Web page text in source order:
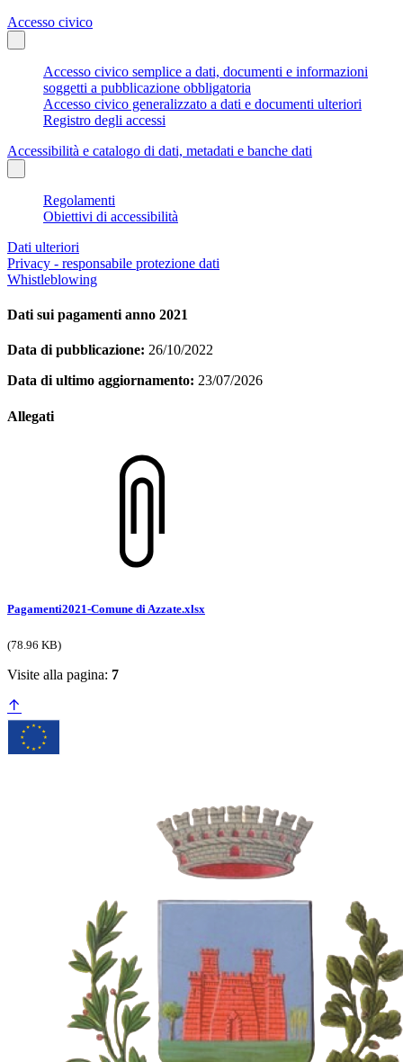
Accesso civico
Accesso civico semplice a dati, documenti e informazioni
soggetti a pubblicazione obbligatoria
Accesso civico generalizzato a dati e documenti ulteriori
Registro degli accessi
Accessibilità e catalogo di dati, metadati e banche dati
Regolamenti
Obiettivi di accessibilità
Dati ulteriori
Privacy - responsabile protezione dati
Whistleblowing
Dati sui pagamenti anno 2021
Data di pubblicazione: 26/10/2022
Data di ultimo aggiornamento: 23/07/2026
Allegati
Pagamenti2021-Comune di Azzate.xlsx
(78.96 KB)
Visite alla pagina: 7